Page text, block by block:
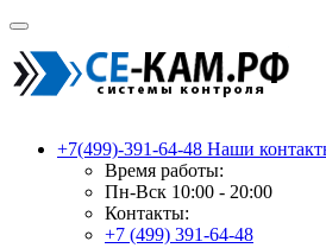
+7(499)-391-64-48 Наши
Время работы:
Пн-Вск 10:00 - 20:00
Контакты:
+7 (499) 391-64-48